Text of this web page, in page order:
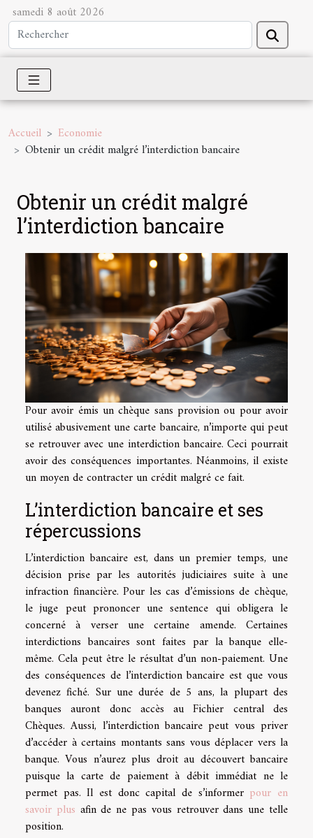
samedi 8 août 2026
Accueil
Economie
Obtenir un crédit malgré l’interdiction bancaire
Obtenir un crédit malgré
l’interdiction bancaire
Pour avoir émis un chèque sans provision ou pour avoir
utilisé abusivement une carte bancaire, n’importe qui peut
se retrouver avec une interdiction bancaire. Ceci pourrait
avoir des conséquences importantes. Néanmoins, il existe
un moyen de contracter un crédit malgré ce fait.
L’interdiction bancaire et ses
répercussions
L’interdiction bancaire est, dans un premier temps, une
décision prise par les autorités judiciaires suite à une
infraction financière. Pour les cas d’émissions de chèque,
le juge peut prononcer une sentence qui obligera le
concerné à verser une certaine amende. Certaines
interdictions bancaires sont faites par la banque elle-
même. Cela peut être le résultat d’un non-paiement. Une
des conséquences de l’interdiction bancaire est que vous
devenez fiché. Sur une durée de 5 ans, la plupart des
banques auront donc accès au Fichier central des
Chèques. Aussi, l’interdiction bancaire peut vous priver
d’accéder à certains montants sans vous déplacer vers la
banque. Vous n’aurez plus droit au découvert bancaire
puisque la carte de paiement à débit immédiat ne le
permet pas. Il est donc capital de s’informer pour en
savoir plus afin de ne pas vous retrouver dans une telle
position.